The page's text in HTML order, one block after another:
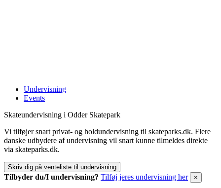
Undervisning
Events
Skateundervisning i Odder Skatepark
Vi tilføjer snart privat- og holdundervisning til skateparks.dk. Flere
danske udbydere af undervisning vil snart kunne tilmeldes direkte
via skateparks.dk.
Skriv dig på venteliste til undervisning
Tilbyder du/I undervisning? Tilføj jeres undervisning her ×